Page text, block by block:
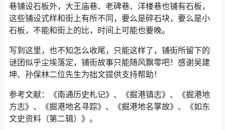
巷铺设石板外，大王庙巷、老碑巷、洋楼巷也铺有石板，
这些铺设式样和街上有所不同，要么是碎石块，要么是小
石板，不能和街上的比，时间上可能也要晚。
写到这里，也不知怎么收尾，只能这样了，铺街所留下的
谜团似乎尘埃落定，铺街故事只能随风飘零吧！感谢吴建
坤、孙保林二位先生为拙文提供支持帮助！
参考文献：《南通历史札记》、《掘港镇志》、《掘港地
方志》、《掘港地名寻踪》、《掘港地名掌故》、《如东
文史资料（第二辑）》。